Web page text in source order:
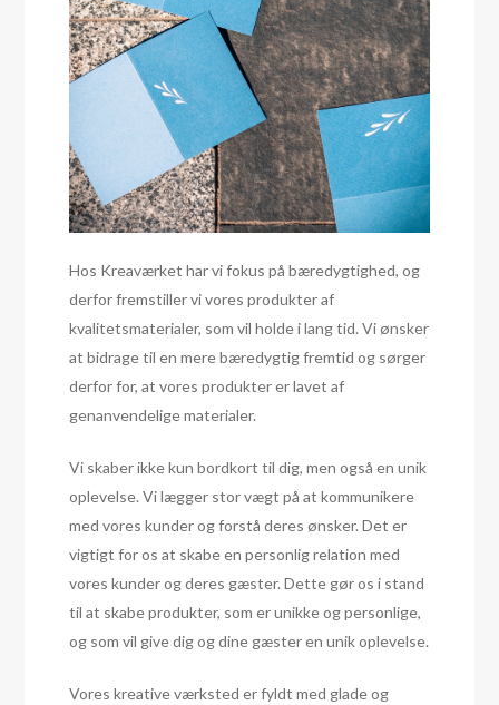
Hos Kreaværket har vi fokus på bæredygtighed, og
derfor fremstiller vi vores produkter af
kvalitetsmaterialer, som vil holde i lang tid. Vi ønsker
at bidrage til en mere bæredygtig fremtid og sørger
derfor for, at vores produkter er lavet af
genanvendelige materialer.
Vi skaber ikke kun bordkort til dig, men også en unik
oplevelse. Vi lægger stor vægt på at kommunikere
med vores kunder og forstå deres ønsker. Det er
vigtigt for os at skabe en personlig relation med
vores kunder og deres gæster. Dette gør os i stand
til at skabe produkter, som er unikke og personlige,
og som vil give dig og dine gæster en unik oplevelse.
Vores kreative værksted er fyldt med glade og